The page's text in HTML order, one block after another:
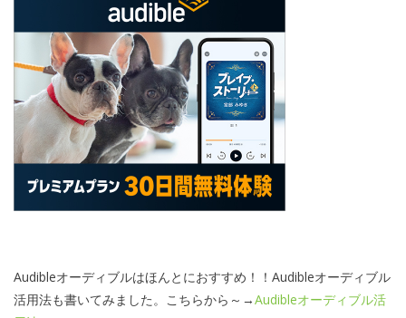
Audibleオーディブルはほんとにおすすめ！！Audibleオーディブル
活用法も書いてみました。こちらから～→Audibleオーディブル活